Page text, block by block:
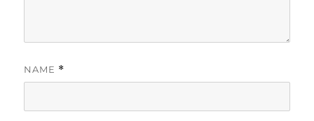
NAME *